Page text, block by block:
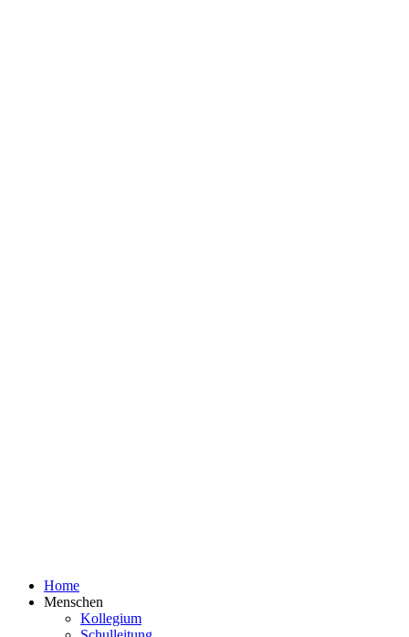
Home
Menschen
Kollegium